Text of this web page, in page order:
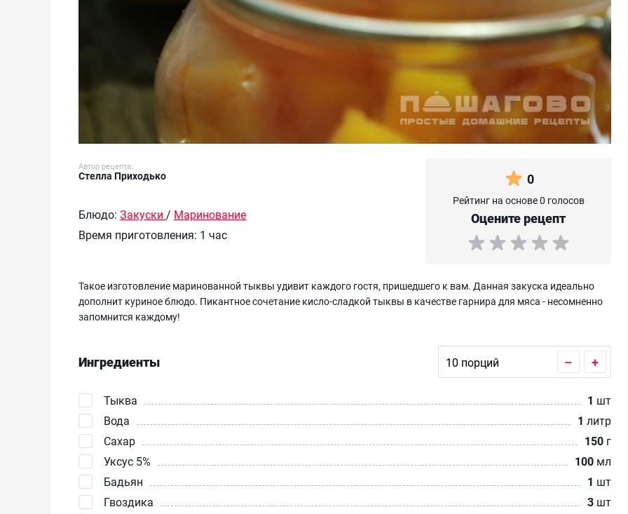
Автор рецепта:
Стелла Приходько
Блюдо: Закуски / Маринование
Время приготовления: 1 час
0
Рейтинг на основе 0 голосов
Оцените рецепт
Такое изготовление маринованной тыквы удивит каждого гостя, пришедшего к вам. Данная закуска идеально
дополнит куриное блюдо. Пикантное сочетание кисло-сладкой тыквы в качестве гарнира для мяса - несомненно
запомнится каждому!
Ингредиенты – +
Тыква 1 шт
Вода
1 литр
Сахар
150 г
Уксус 5%
100 мл
Бадьян
1 шт
Гвоздика
3 шт